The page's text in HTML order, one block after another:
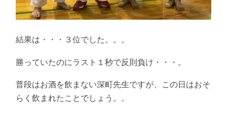
結果は・・・３位でした。。。
勝っていたのにラスト１秒で反則負け・・・。
普段はお酒を飲まない深町先生ですが、この日はおそ
らく飲まれたことでしょう。。